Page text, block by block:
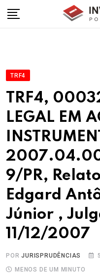
TRF4
TRF4,
LEGAL EM
9/PR,
Edgard
Júnior ,
11/12/2007
PORJURISPRUDÊNCIAS
MENOS DE UM MINUTO